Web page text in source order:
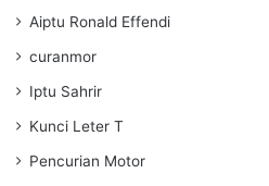
Aiptu Ronald Effendi
curanmor
Iptu Sahrir
Kunci Leter T
Pencurian Motor